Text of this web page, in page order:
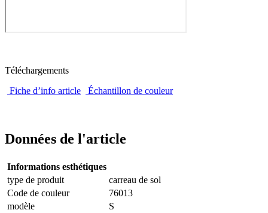
Téléchargements
Fiche d’info article
Échantillon de couleur
Données de l'article
Informations esthétiques
type de produit
carreau de sol
Code de couleur
76013
modèle
S